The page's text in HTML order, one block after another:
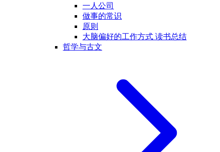
一人公司
做事的常识
原则
大脑偏好的工作方式 读书总结
哲学与古文